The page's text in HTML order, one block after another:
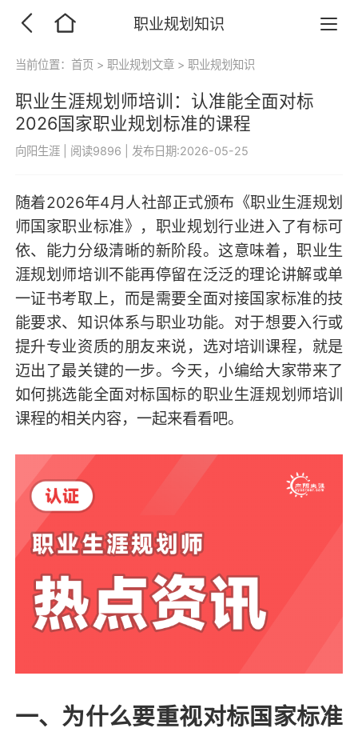
职业规划知识
当前位置：首页 > 职业规划文章 > 职业规划知识
职业生涯规划师培训：认准能全面对标
2026国家职业规划标准的课程
向阳生涯 阅读9896 发布日期:2026-05-25
随着2026年4月人社部正式颁布《职业生涯规划
师国家职业标准》，职业规划行业进入了有标可
依、能力分级清晰的新阶段。这意味着，职业生
涯规划师培训不能再停留在泛泛的理论讲解或单
一证书考取上，而是需要全面对接国家标准的技
能要求、知识体系与职业功能。对于想要入行或
提升专业资质的朋友来说，选对培训课程，就是
迈出了最关键的一步。今天，小编给大家带来了
如何挑选能全面对标国标的职业生涯规划师培训
课程的相关内容，一起来看看吧。
一、为什么要重视对标国家标准